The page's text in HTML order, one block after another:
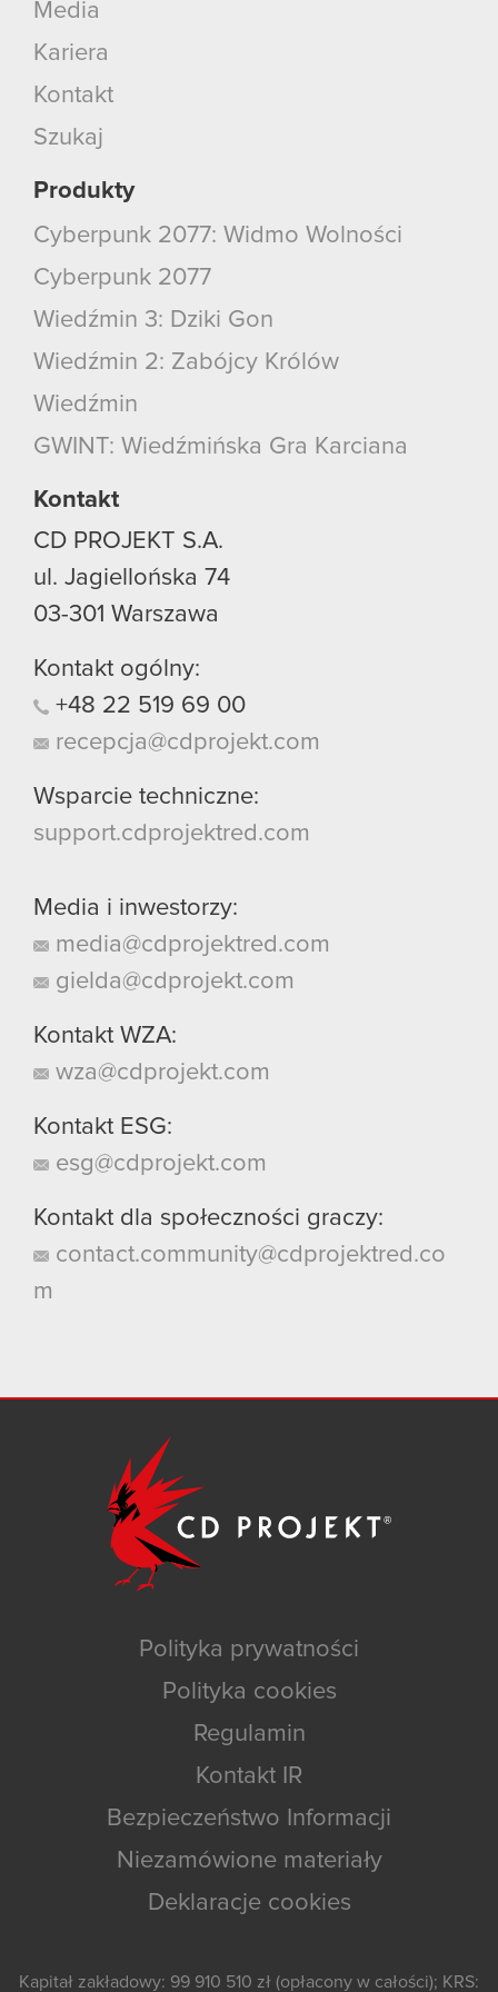
Media
Kariera
Kontakt
Szukaj
Produkty
Cyberpunk 2077: Widmo Wolności
Cyberpunk 2077
Wiedźmin 3: Dziki Gon
Wiedźmin 2: Zabójcy Królów
Wiedźmin
GWINT: Wiedźmińska Gra Karciana
Kontakt
CD PROJEKT S.A.
ul. Jagiellońska 74
03-301 Warszawa
Kontakt ogólny:
+48 22 519 69 00
recepcja@cdprojekt.com
Wsparcie techniczne:
support.cdprojektred.com
Media i inwestorzy:
media@cdprojektred.com
gielda@cdprojekt.com
Kontakt WZA:
wza@cdprojekt.com
Kontakt ESG:
esg@cdprojekt.com
Kontakt dla społeczności graczy:
contact.community@cdprojektred.co
m
Polityka prywatności
Polityka cookies
Regulamin
Kontakt IR
Bezpieczeństwo Informacji
Niezamówione materiały
Deklaracje cookies
Kapitał zakładowy: 99 910 510 zł (opłacony w całości); KRS: